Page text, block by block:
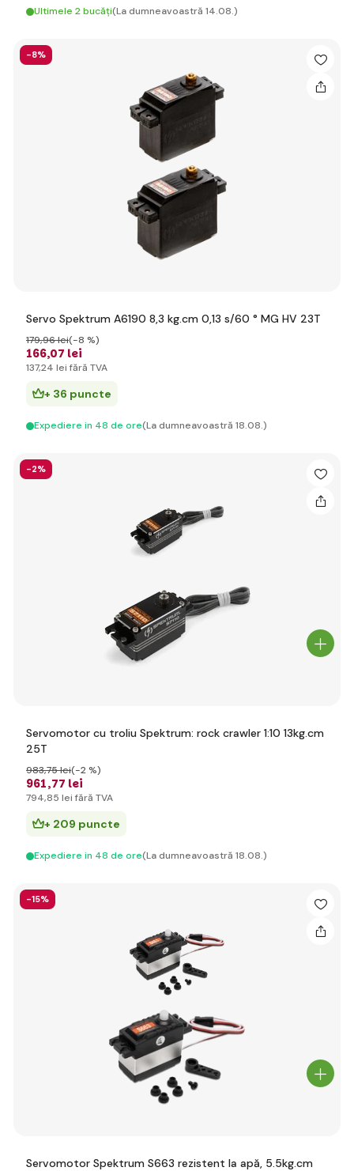
Ultimele 2 bucăți(La dumneavoastră 14.08.)
-8%
Servo Spektrum A6190 8,3 kg.cm 0,13 s/60 ° MG HV 23T
166,07 lei
179,96 lei(-8 %)
137,24 lei fără TVA
+ 36 puncte
Expediere in 48 de ore(La dumneavoastră 18.08.)
-2%
Servomotor cu troliu Spektrum: rock crawler 1:10 13kg.cm
25T
961,77 lei
983,75 lei(-2 %)
794,85 lei fără TVA
+ 209 puncte
Expediere in 48 de ore(La dumneavoastră 18.08.)
-15%
Servomotor Spektrum S663 rezistent la apă, 5.5kg.cm